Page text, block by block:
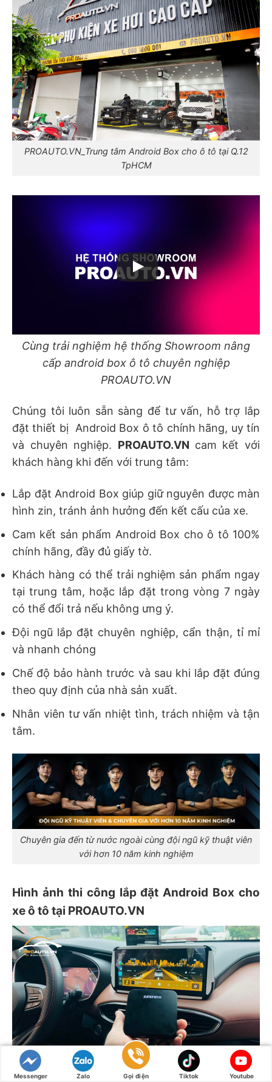
PROAUTO.VN_Trung tâm Android Box cho ô tô tại Q.12
TpHCM
Cùng trải nghiệm hệ thống Showroom nâng
cấp android box ô tô chuyên nghiệp
PROAUTO.VN
Chúng tôi luôn sẵn sàng để tư vấn, hỗ trợ lắp
đặt thiết bị Android Box ô tô chính hãng, uy tín
và chuyên nghiệp. PROAUTO.VN cam kết với
khách hàng khi đến với trung tâm:
Lắp đặt Android Box giúp giữ nguyên được màn
hình zin, tránh ảnh hưởng đến kết cấu của xe.
Cam kết sản phẩm Android Box cho ô tô 100%
chính hãng, đầy đủ giấy tờ.
Khách hàng có thể trải nghiệm sản phẩm ngay
tại trung tâm, hoặc lắp đặt trong vòng 7 ngày
có thể đổi trả nếu không ưng ý.
Đội ngũ lắp đặt chuyên nghiệp, cẩn thận, tỉ mỉ
và nhanh chóng
Chế độ bảo hành trước và sau khi lắp đặt đúng
theo quy định của nhà sản xuất.
Nhân viên tư vấn nhiệt tình, trách nhiệm và tận
tâm.
Chuyên gia đến từ nước ngoài cùng đội ngũ kỹ thuật viên
với hơn 10 năm kinh nghiệm
Hình ảnh thi công lắp đặt Android Box cho
xe ô tô tại PROAUTO.VN
Messenger Zalo Gọi điện Tiktok Youtube